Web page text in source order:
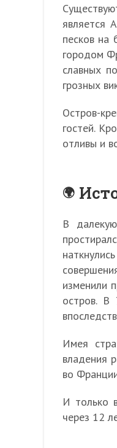
является
песков на
городом
славных
грозных
Остров-
гостей.
отливы и
В
изменили
остров. В
Имея
владения
во
И только
через 12